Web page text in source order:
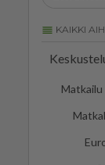
KAIKKI
Matkailu